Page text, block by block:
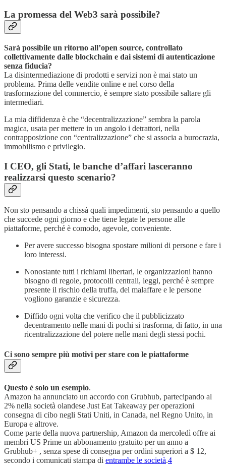
La promessa del Web3 sarà possibile?
Sarà possibile un ritorno all’open source, controllato
collettivamente dalle blockchain e dai sistemi di autenticazione
senza fiducia?
La disintermediazione di prodotti e servizi non è mai stato un
problema. Prima delle vendite online e nel corso della
trasformazione del commercio, è sempre stato possibile saltare gli
intermediari.
La mia diffidenza è che “decentralizzazione” sembra la parola
magica, usata per mettere in un angolo i detrattori, nella
contrapposizione con “centralizzazione” che si associa a burocrazia,
immobilismo e privilegio.
I CEO, gli Stati, le banche d’affari lasceranno
realizzarsi questo scenario?
Non sto pensando a chissà quali impedimenti, sto pensando a quello
che succede ogni giorno e che tiene legate le persone alle
piattaforme, perché è comodo, agevole, conveniente.
Per avere successo bisogna spostare milioni di persone e fare i
loro interessi.
Nonostante tutti i richiami libertari, le organizzazioni hanno
bisogno di regole, protocolli centrali, leggi, perché è sempre
presente il rischio della truffa, del malaffare e le persone
vogliono garanzie e sicurezza.
Diffido ogni volta che verifico che il pubblicizzato
decentramento nelle mani di pochi si trasforma, di fatto, in una
ricentralizzazione del potere nelle mani degli stessi pochi.
Ci sono sempre più motivi per stare con le piattaforme
Questo è solo un esempio.
Amazon ha annunciato un accordo con Grubhub, partecipando al
2% nella società olandese Just Eat Takeaway per operazioni
consegna di cibo negli Stati Uniti, in Canada, nel Regno Unito, in
Europa e altrove.
Come parte della nuova partnership, Amazon da mercoledì offre ai
membri US Prime un abbonamento gratuito per un anno a
Grubhub+ , senza spese di consegna per ordini superiori a $ 12,
secondo i comunicati stampa di entrambe le società.4